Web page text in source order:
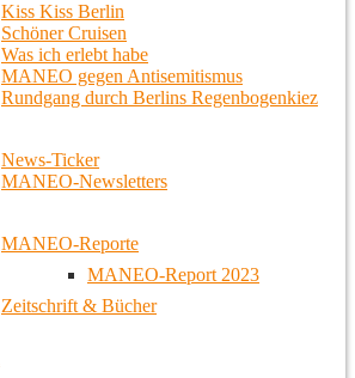
Kiss Kiss Berlin
Schöner Cruisen
Was ich erlebt habe
MANEO gegen Antisemitismus
Rundgang durch Berlins Regenbogenkiez
News-Ticker
MANEO-Newsletters
MANEO-Reporte
MANEO-Report 2023
Zeitschrift & Bücher